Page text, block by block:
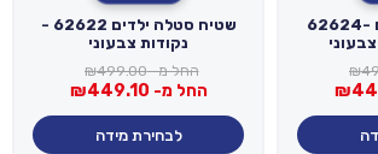
שטיח סטלה ילדים 62624-
₪
₪
שטיח סטלה ילדים 62622 -
נקודות צבעוני
החל מ- ₪499.00
החל מ- ₪449.10
לבחירת מידה